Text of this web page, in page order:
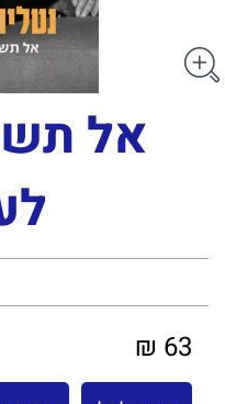
אל
63 ₪